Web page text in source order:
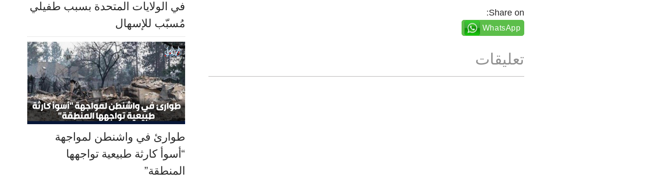
Share on:
WhatsApp
تعليقات
في الولايات المتحدة بسبب طفيلي
مُسبّب للإسهال
طوارئ في واشنطن لمواجهة
“أسوأ كارثة طبيعية تواجهها
المنطقة”